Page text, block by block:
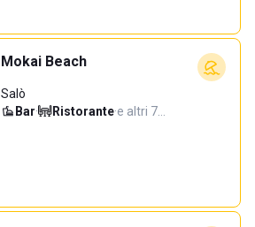
Mokai Beach
Salò
Bar· Ristorante·e altri 7…